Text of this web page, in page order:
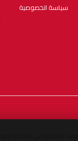
سياسة الخصوصية